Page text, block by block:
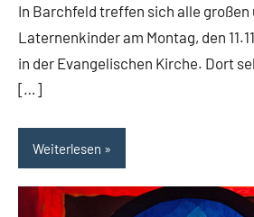
2024
In Barchfeld treffen sich alle großen
Laternenkinder am Montag, den
in der Evangelischen Kirche. Dort
[…]
Weiterlesen